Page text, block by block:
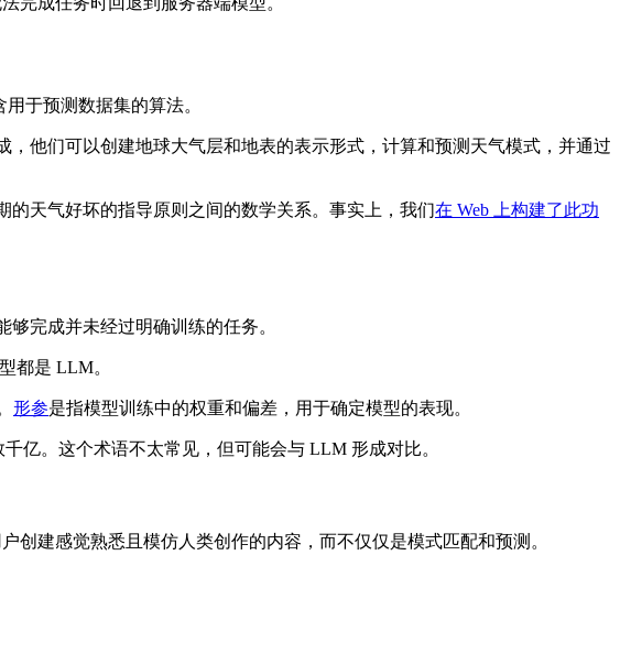
于预测数据集的算法。
他们可以创建地球大气层和地表的表示形式，计算和预测天气模式，并通过
天气好坏的指导原则之间的数学关系。事实上，我们在 Web 上构建了此功
完成并未经过明确训练的任务。
都是 LLM。
形参是指模型训练中的权重和偏差，用于确定模型的表现。
亿。这个术语不太常见，但可能会与 LLM 形成对比。
建感觉熟悉且模仿人类创作的内容，而不仅仅是模式匹配和预测。